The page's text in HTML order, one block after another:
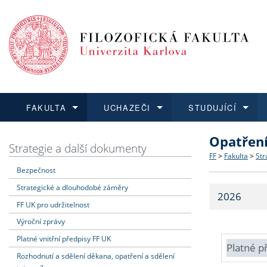
FAKULTA
Dozvědět se více
Struktura
Strategie
Fakultní
UCHAZEČI
Podat přihlášku
Co
Učitelské
STUDUJÍCÍ
Dozvědět se více
Dozvědět se více
O vědě a
Dozvědět se více
Aktuální
Strategie a další dokumenty
Bezpečnost
Strategické a dlouhodobé záměry
FF UK pro udržitelnost
Výroční zprávy
Platné vnitřní předpisy FF UK
Rozhodnutí a sdělení děkana, opatření a sdělení
FF > Fakulta >
2026
Platné